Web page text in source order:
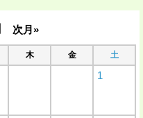
次月»
木 金 土
1